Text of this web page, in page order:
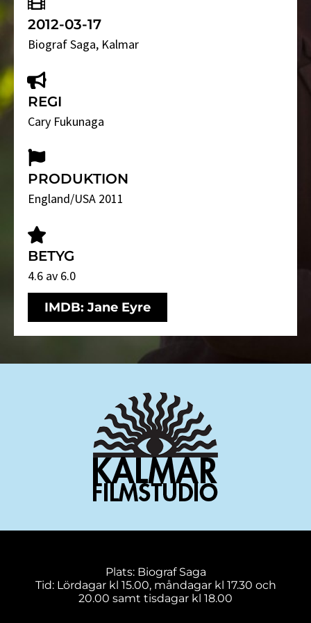
2012-03-17
Biograf Saga, Kalmar
REGI
Cary Fukunaga
PRODUKTION
England/USA 2011
BETYG
4.6 av 6.0
IMDB: Jane Eyre
Plats: Biograf Saga
Tid: Lördagar kl 15.00, måndagar kl 17.30 och
20.00 samt tisdagar kl 18.00